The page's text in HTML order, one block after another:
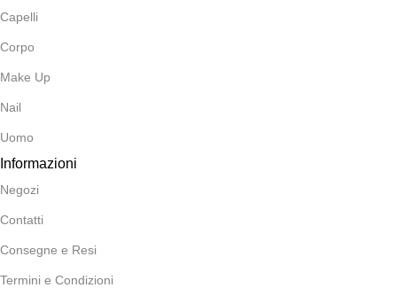
Capelli
Corpo
Make Up
Nail
Uomo
Informazioni
Negozi
Contatti
Consegne e Resi
Termini e Condizioni